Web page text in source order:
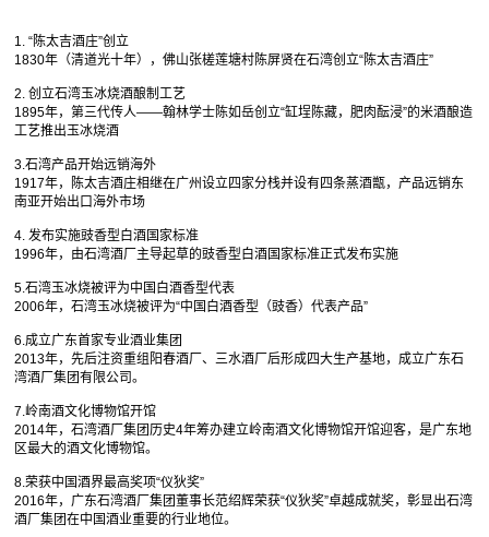
1. “陈太吉酒庄”创立
1830年（清道光十年），佛山张槎莲塘村陈屏贤在石湾创立“陈太吉酒庄”
2. 创立石湾玉冰烧酒酿制工艺
1895年，第三代传人——翰林学士陈如岳创立“缸埕陈藏，肥肉酝浸”的米酒酿造
工艺推出玉冰烧酒
3.石湾产品开始远销海外
1917年，陈太吉酒庄相继在广州设立四家分栈并设有四条蒸酒甑，产品远销东
南亚开始出口海外市场
4. 发布实施豉香型白酒国家标准
1996年，由石湾酒厂主导起草的豉香型白酒国家标准正式发布实施
5.石湾玉冰烧被评为中国白酒香型代表
2006年，石湾玉冰烧被评为“中国白酒香型（豉香）代表产品”
6.成立广东首家专业酒业集团
2013年，先后注资重组阳春酒厂、三水酒厂后形成四大生产基地，成立广东石
湾酒厂集团有限公司。
7.岭南酒文化博物馆开馆
2014年，石湾酒厂集团历史4年筹办建立岭南酒文化博物馆开馆迎客，是广东地
区最大的酒文化博物馆。
8.荣获中国酒界最高奖项“仪狄奖”
2016年，广东石湾酒厂集团董事长范绍辉荣获“仪狄奖”卓越成就奖，彰显出石湾
酒厂集团在中国酒业重要的行业地位。